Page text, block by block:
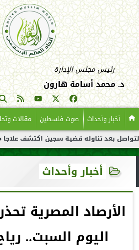
رئيس مجلس الإدارة
د. محمد أسامة هارون
أخبار وأحداث صوت فلسطين مقالات
تناوله قضية سجين اكتشف علاجا مهما
أخبار وأحداث
الأرصاد المصرية
اليوم السبت..